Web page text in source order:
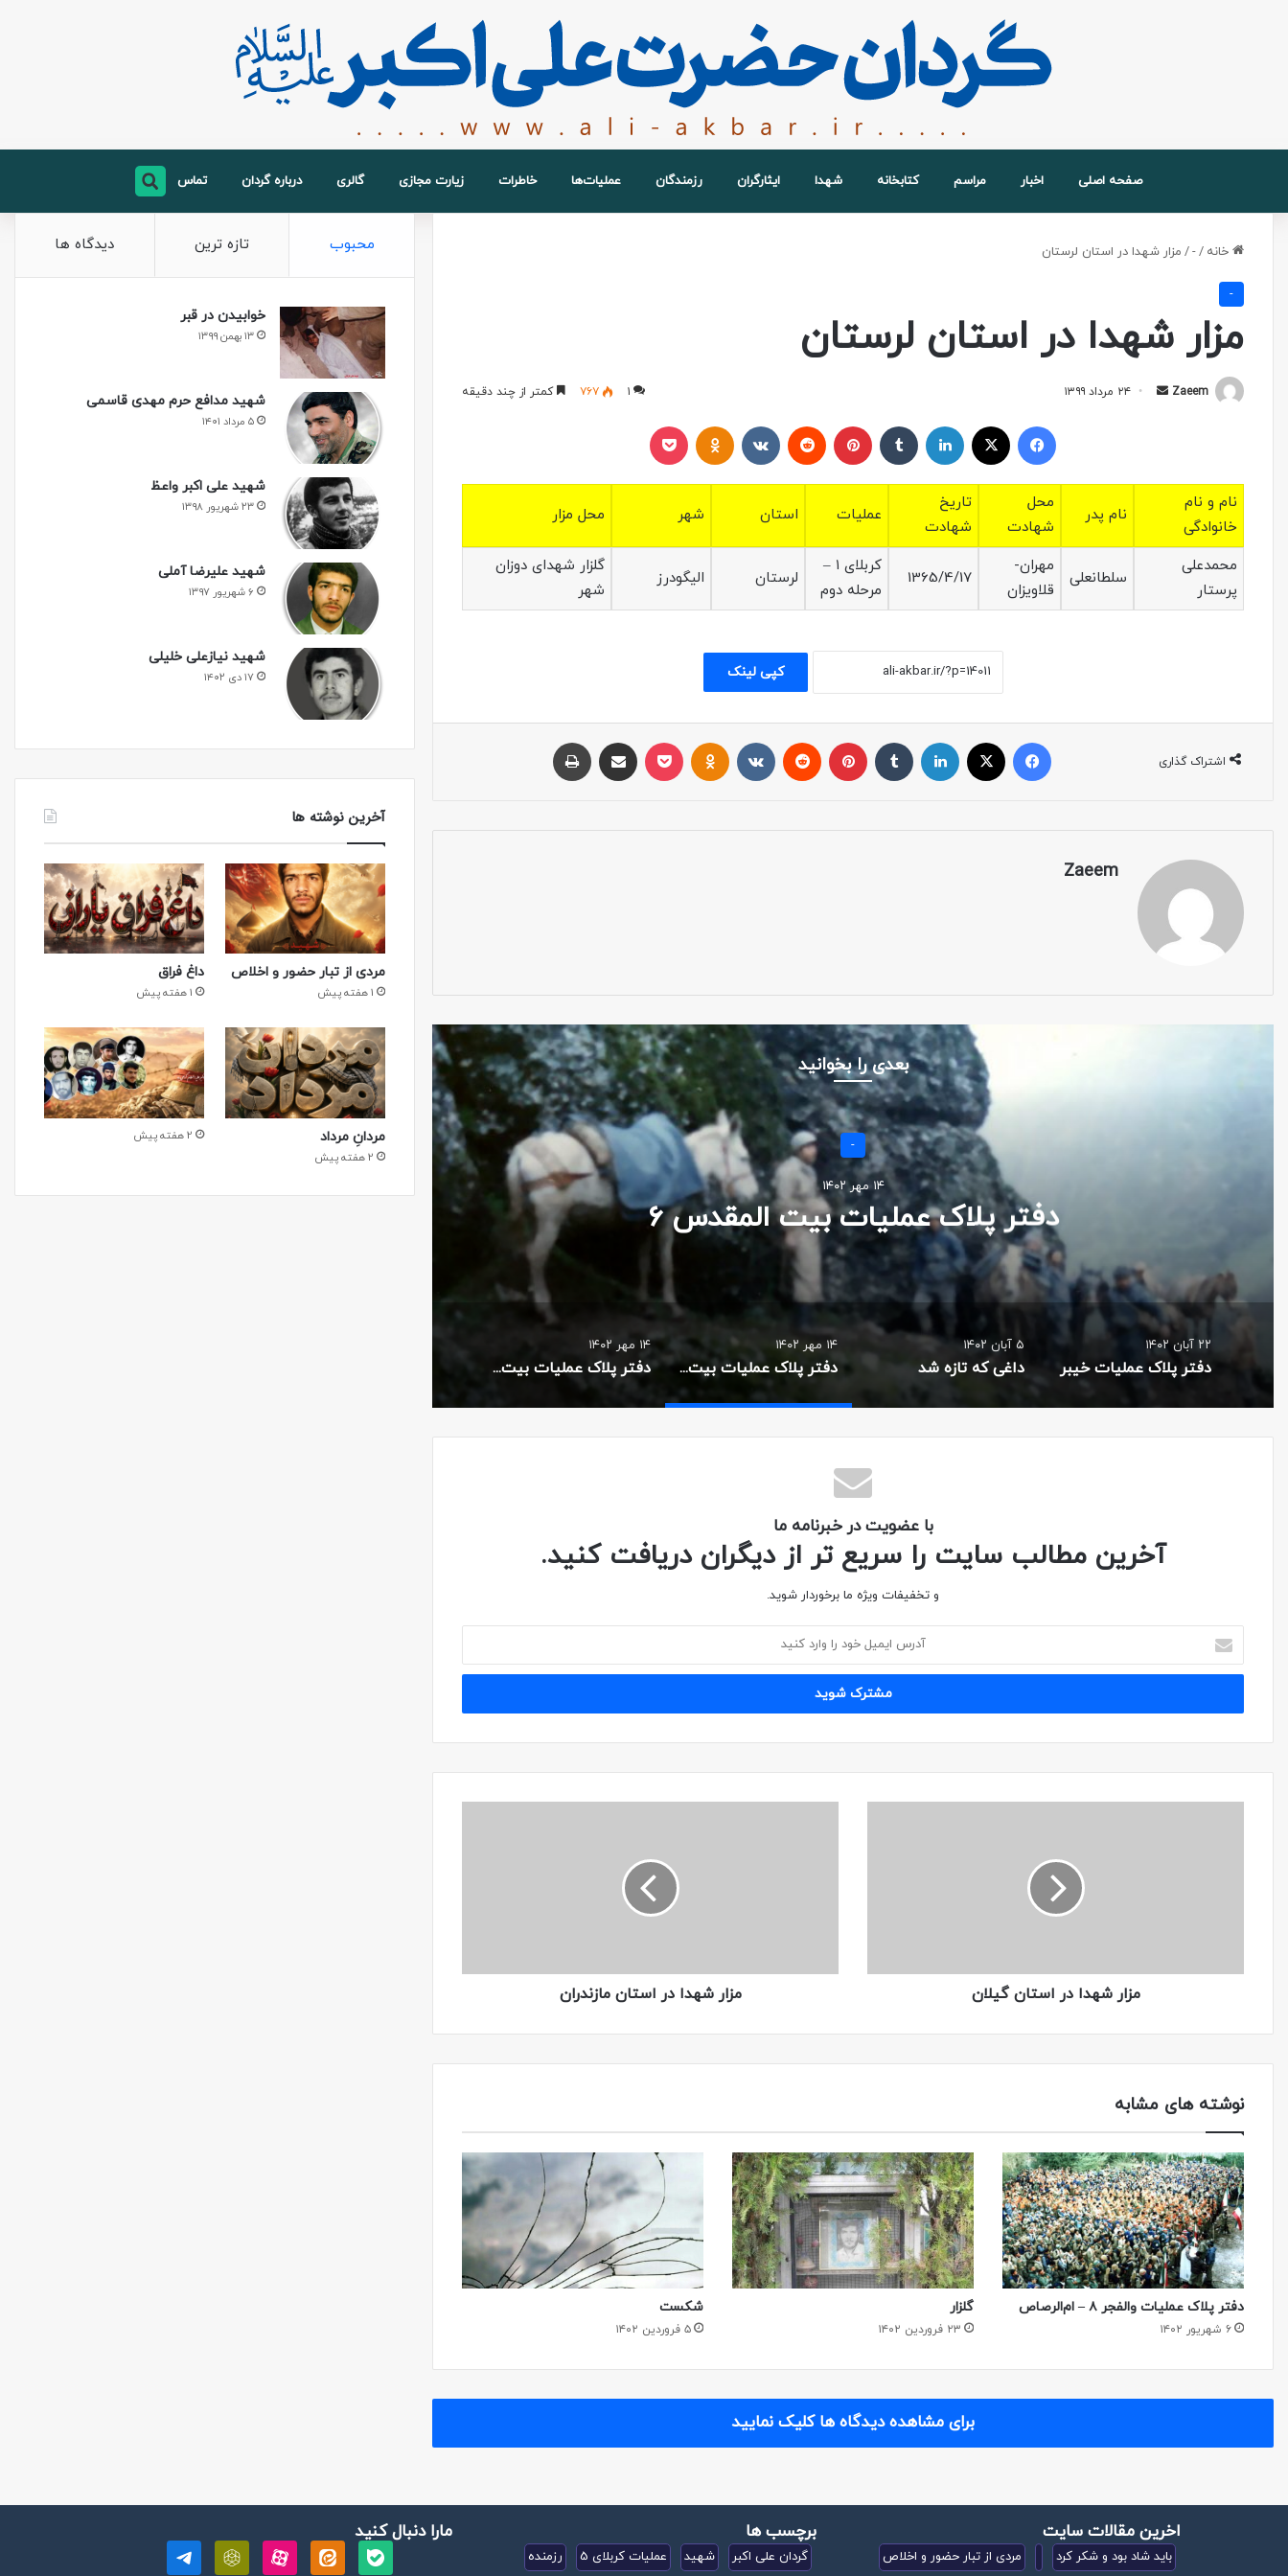
صفحه اصلی اخبار مراسم کتابخانه شهدا ایثارگران رزمندگان عملیات‌ها خاطرات زیارت مجازی گالری درباره گردان تماس
خانه /
-
/ مزار شهدا در استان لرستان
-
مزار شهدا در استان لرستان
Zaeem ۲۴ مرداد ۱۳۹۹ ۱ ۷۶۷ کمتر از چند دقیقه
نام و نام
خانوادگی
نام پدر
محل
شهادت
تاریخ
شهادت
عملیات استان شهر محل مزار
محمدعلی
پرستار
سلطانعلی
مهران-
قلاویزان
1365/4/17
کربلای ۱ –
مرحله دوم
لرستان الیگودرز
گلزار شهدای دوزان
شهر
کپی لینک
اشتراک گذاری
Zaeem
بعدی را بخوانید
-
۱۴ مهر ۱۴۰۲
دفتر پلاک عملیات بیت المقدس ۶
۲۲ آبان ۱۴۰۲
دفتر پلاک عملیات خیبر
۵ آبان ۱۴۰۲
داغی که تازه شد
۱۴ مهر ۱۴۰۲
دفتر پلاک عملیات بیت المقدس ۶
۱۴ مهر ۱۴۰۲
دفتر پلاک عملیات بیت المقدس ۲
با عضویت در خبرنامه ما
آخرین مطالب سایت را سریع تر از دیگران دریافت کنید.
و تخفیفات ویژه ما برخوردار شوید.
مزار شهدا در استان گیلان مزار شهدا در استان مازندران
نوشته های مشابه
دفتر پلاک عملیات والفجر ۸ – ام‌الرصاص
۶ شهریور ۱۴۰۲
گلزار
۲۳ فروردین ۱۴۰۲
شکست
۵ فروردین ۱۴۰۲
برای مشاهده دیدگاه ها کلیک نمایید
محبوب تازه ترین دیدگاه ها
خوابیدن در قبر
۱۳ بهمن ۱۳۹۹
شهید مدافع حرم مهدی قاسمی
۵ مرداد ۱۴۰۱
شهید علی اکبر واعظ
۲۳ شهریور ۱۳۹۸
شهید علیرضا آملی
۶ شهریور ۱۳۹۷
شهید نیازعلی خلیلی
۱۷ دی ۱۴۰۲
آخرین نوشته ها
مردی از تبار حضور و اخلاص
1 هفته پیش
داغ فراق
1 هفته پیش
مردانِ مرداد
2 هفته پیش
2 هفته پیش
اخرین مقالات سایت
باید شاد بود و شکر کرد مردی از تبار حضور و اخلاص
برچسب ها
گردان علی اکبر شهید عملیات کربلای 5 رزمنده
مارا دنبال کنید